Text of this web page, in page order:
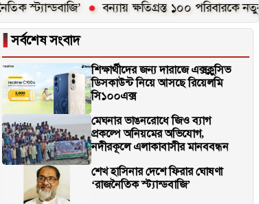
বন্যায় ক্ষতিগ্রস্ত ১০০ পরিবারকে নতুন ঘর
▐সর্বশেষ সংবাদ
শিক্ষার্থীদের জন্য দারাজে এক্সক্লুসিভ
ডিসকাউন্ট নিয়ে আসছে রিয়েলমি
সি১০০এক্স
মেঘনার ভাঙনরোধে জিও ব্যাগ
প্রকল্পে অনিয়মের অভিযোগ,
নদীরকূলে এলাকাবাসীর মানববন্ধন
শেখ হাসিনার দেশে ফিরার ঘোষণা
‘রাজনৈতিক স্ট্যান্ডবাজি’